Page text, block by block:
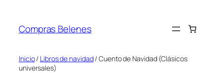
contenido
Compras Belenes
Inicio/ Libros de navidad/ Cuento de Navidad (Clásicos
universales)